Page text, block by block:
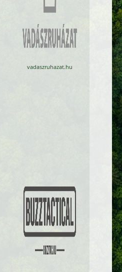
vadaszruhazat.hu